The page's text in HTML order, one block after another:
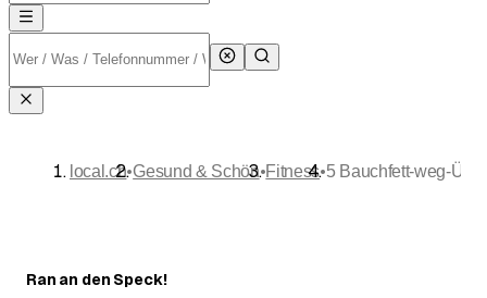
local.ch•Gesund & Schön•Fitness•5 Bauchfett-weg-
Ran an den Speck!